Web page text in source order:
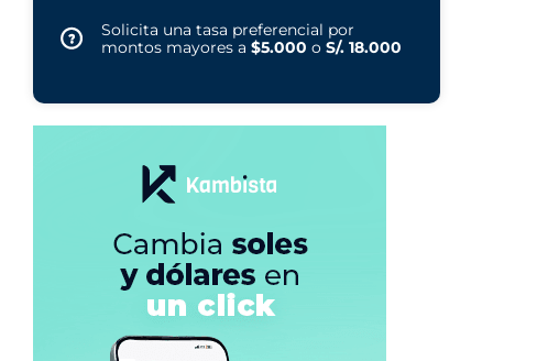
Solicita una tasa preferencial por
montos mayores a $5.000 o S/. 18.000